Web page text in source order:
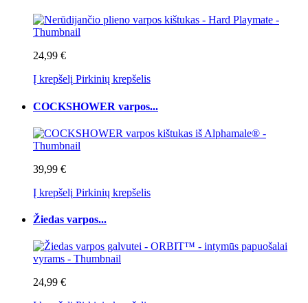
24,99 €
Į krepšelį Pirkinių krepšelis
COCKSHOWER varpos...
39,99 €
Į krepšelį Pirkinių krepšelis
Žiedas varpos...
24,99 €